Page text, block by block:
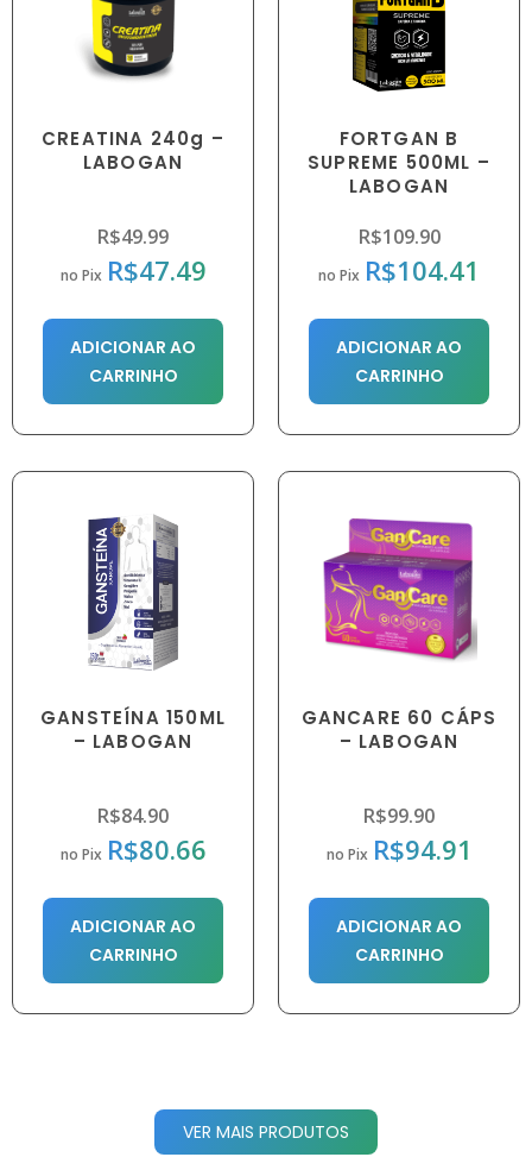
CREATINA 240g –
LABOGAN
R$49.99
no Pix R$47.49
ADICIONAR AO
CARRINHO
FORTGAN B
SUPREME 500ML –
LABOGAN
R$109.90
no Pix R$104.41
ADICIONAR AO
CARRINHO
GANSTEÍNA 150ML
– LABOGAN
R$84.90
no Pix R$80.66
ADICIONAR AO
CARRINHO
GANCARE 60 CÁPS
– LABOGAN
R$99.90
no Pix R$94.91
ADICIONAR AO
CARRINHO
VER MAIS PRODUTOS